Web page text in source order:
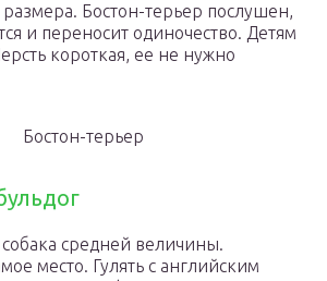
Бостон-терьер послушен,
и переносит одиночество. Детям
короткая, ее не нужно
Бостон-терьер
средней величины.
место. Гулять с английским